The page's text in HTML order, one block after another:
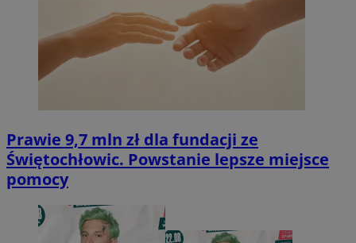
Prawie 9,7 mln zł dla fundacji ze
Świętochłowic. Powstanie lepsze miejsce
pomocy